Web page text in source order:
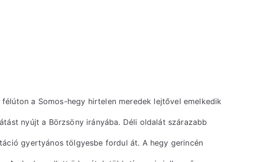
a Somos-hegy hirtelen meredek lejtővel emelkedik
nyújt a Börzsöny irányába. Déli oldalát szárazabb
gyertyános tölgyesbe fordul át. A hegy gerincén